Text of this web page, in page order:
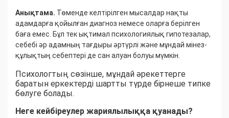
Анықтама. Төменде келтірілген мысалдар нақты
адамдарға қойылған диагноз немесе оларға берілген
баға емес. Бұл тек ықтимал психологиялық гипотезалар,
себебі әр адамның тағдыры әртүрлі және мұндай мінез-
құлықтың себептері де сан алуан болуы мүмкін.
Психологтың сөзінше, мұндай әрекеттерге
баратын еркектерді шартты түрде бірнеше типке
бөлуге болады.
Неге кейбіреулер жариялылыққа қуанады?